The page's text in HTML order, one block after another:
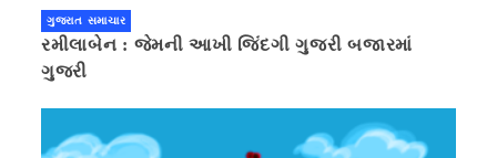
ગુજરાત સમાચાર
રમીલાબેન : જેમની આખી જિંદગી ગુજરી બજારમાં
ગુજરી